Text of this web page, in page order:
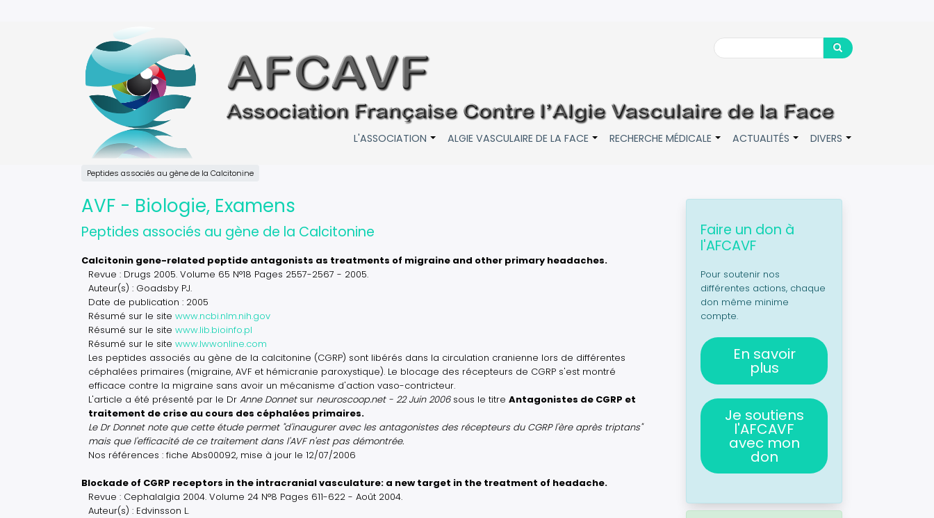
Search
Search
L'ASSOCIATION ALGIE VASCULAIRE DE LA FACE RECHERCHE MÉDICALE ACTUALITÉS DIVERS
Peptides associés au gène de la Calcitonine
AVF - Biologie, Examens
Peptides associés au gène de la Calcitonine
Calcitonin gene-related peptide antagonists as treatments of migraine and other primary headaches.
Revue : Drugs 2005. Volume 65 N°18 Pages 2557-2567 - 2005.
Auteur(s) : Goadsby PJ.
Date de publication : 2005
Résumé sur le site www.ncbi.nlm.nih.gov
Résumé sur le site www.lib.bioinfo.pl
Résumé sur le site www.lwwonline.com
Les peptides associés au gène de la calcitonine (CGRP) sont libérés dans la circulation cranienne lors de différentes
céphalées primaires (migraine, AVF et hémicranie paroxystique). Le blocage des récepteurs de CGRP s'est montré
efficace contre la migraine sans avoir un mécanisme d'action vaso-contricteur.
L'article a été présenté par le Dr Anne Donnetsur neuroscoop.net - 22 Juin 2006sous le titre Antagonistes de CGRP et
traitement de crise au cours des céphalées primaires.
Le Dr Donnet note que cette étude permet "d'inaugurer avec les antagonistes des récepteurs du CGRP l'ère après triptans"
mais que l'efficacité de ce traitement dans l'AVF n'est pas démontrée.
Nos références : fiche Abs00092, mise à jour le 12/07/2006
Blockade of CGRP receptors in the intracranial vasculature: a new target in the treatment of headache.
Revue : Cephalalgia 2004. Volume 24 N°8 Pages 611-622 - Août 2004.
Auteur(s) : Edvinsson L.
Faire un don à
l'AFCAVF
Pour soutenir nos
différentes actions, chaque
don même minime
compte.
En savoir
plus
Je soutiens
l'AFCAVF
avec mon
don